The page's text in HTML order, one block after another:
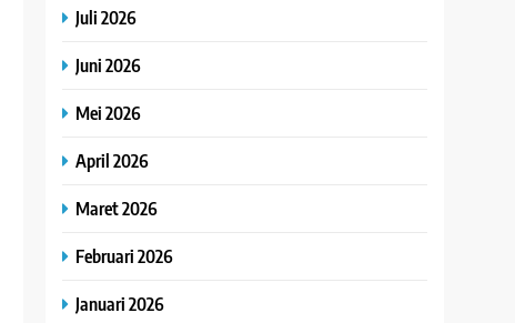
Juli 2026
Juni 2026
Mei 2026
April 2026
Maret 2026
Februari 2026
Januari 2026